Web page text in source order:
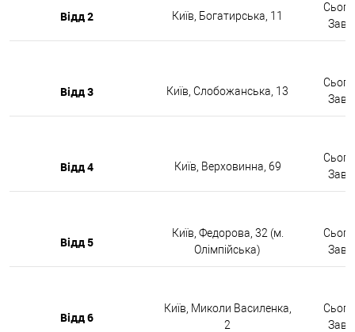
Відд 2 Київ, Богатирська, 11
Відд 3 Київ, Слобожанська, 13
Відд 4 Київ, Верховинна, 69
Відд 5
Київ, Федорова, 32 (м.
Олімпійська)
Відд 6
Київ, Миколи Василенка,
2